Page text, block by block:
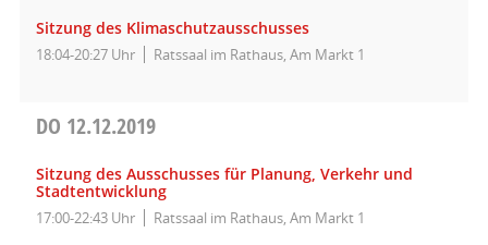
Sitzung des Klimaschutzausschusses
18:04-20:27 Uhr Ratssaal im Rathaus, Am Markt 1
DO 12.12.2019
Sitzung des Ausschusses für Planung, Verkehr und
Stadtentwicklung
17:00-22:43 Uhr Ratssaal im Rathaus, Am Markt 1